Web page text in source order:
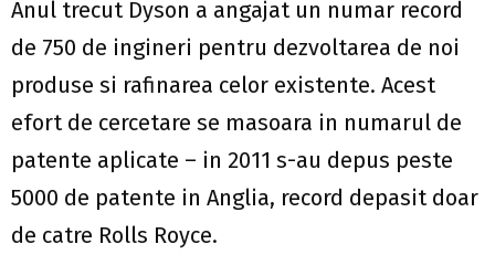
Anul trecut Dyson a angajat un numar record
de 750 de ingineri pentru dezvoltarea de noi
produse si rafinarea celor existente. Acest
efort de cercetare se masoara in numarul de
patente aplicate – in 2011 s-au depus peste
5000 de patente in Anglia, record depasit doar
de catre Rolls Royce.